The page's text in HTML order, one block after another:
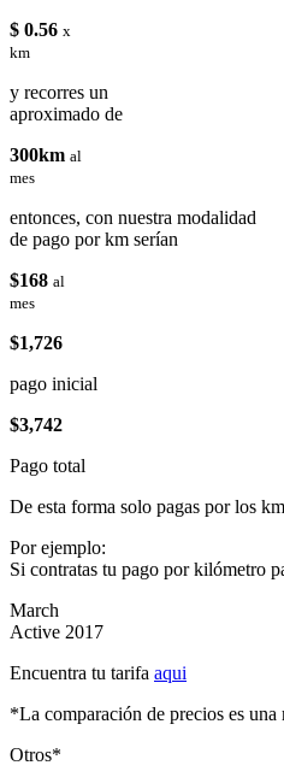
$ 0.56 x
km
y recorres un
aproximado de
300km al
mes
entonces, con nuestra modalidad
de pago por km serían
$168 al
mes
$1,726
pago inicial
$3,742
Pago total
De esta forma solo pagas por los
Por ejemplo:
Si contratas tu pago por kilómetro
March
Active 2017
Encuentra tu tarifa aqui
*La comparación de precios es una
Otros*